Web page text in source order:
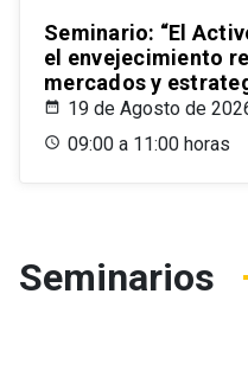
Seminario: “El
el envejecimiento
mercados y
19 de Agosto de
09:00 a 11:00 horas
Seminarios